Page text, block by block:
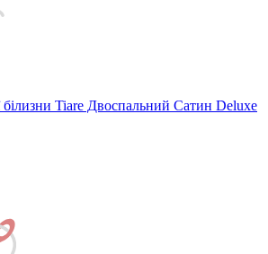
білизни Tiare Двоспальний Сатин Deluxe